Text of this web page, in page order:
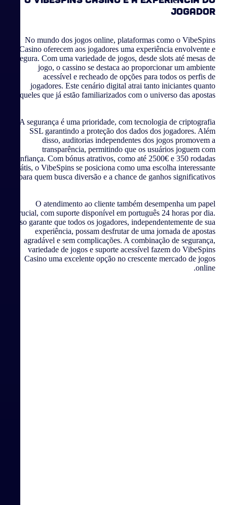
Jogador
No mundo dos jogos online, plataformas como o VibeSpins
Casino oferecem aos jogadores uma experiência envolvente e
segura. Com uma variedade de jogos, desde slots até mesas de
jogo, o cassino se destaca ao proporcionar um ambiente
acessível e recheado de opções para todos os perfis de
jogadores. Este cenário digital atrai tanto iniciantes quanto
aqueles que já estão familiarizados com o universo das apostas.
A segurança é uma prioridade, com tecnologia de criptografia
SSL garantindo a proteção dos dados dos jogadores. Além
disso, auditorias independentes dos jogos promovem a
transparência, permitindo que os usuários joguem com
confiança. Com bónus atrativos, como até 2500€ e 350 rodadas
grátis, o VibeSpins se posiciona como uma escolha interessante
para quem busca diversão e a chance de ganhos significativos.
O atendimento ao cliente também desempenha um papel
crucial, com suporte disponível em português 24 horas por dia.
Isso garante que todos os jogadores, independentemente de sua
experiência, possam desfrutar de uma jornada de apostas
agradável e sem complicações. A combinação de segurança,
variedade de jogos e suporte acessível fazem do VibeSpins
Casino uma excelente opção no crescente mercado de jogos
online.